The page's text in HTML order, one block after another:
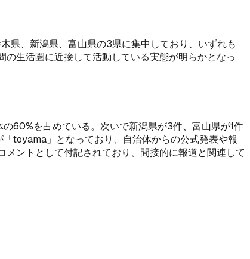
県、新潟県、富山県の3県に集中しており、いずれも
生活圏に近接して活動している実態が明らかとなっ
60%を占めている。次いで新潟県が3件、富山県が1件
toyama」となっており、自治体からの公式発表や報
ントとして付記されており、間接的に報道と関連して